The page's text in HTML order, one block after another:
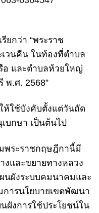
ยกว่า “พระราช
วนคืน ในท้องที่ตำบล
อ และตำบลห้วยใหญ่
พ.ศ. 2568”
ห้ใช้บังคับตั้งแต่วันถัด
บกษา เป็นต้นไป
ระราชกฤษฎีกานี้มี
งและขยายทางหลวง
ผังระบบคมนาคมและ
ารนโยบายเขตพัฒนา
ผังการใช้ประโยชน์ใน